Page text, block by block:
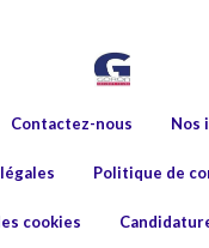
Contactez-nous Nos
Politique de
cookies